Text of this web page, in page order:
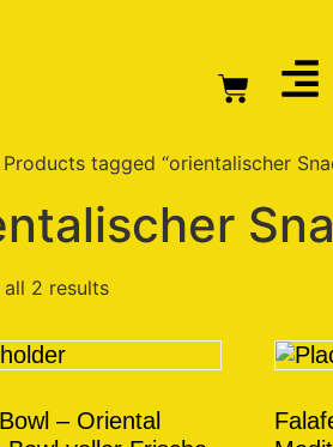
tagged “orientalischer
all 2 results
– Oriental